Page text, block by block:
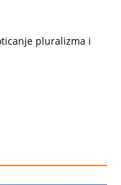
pluralizma i